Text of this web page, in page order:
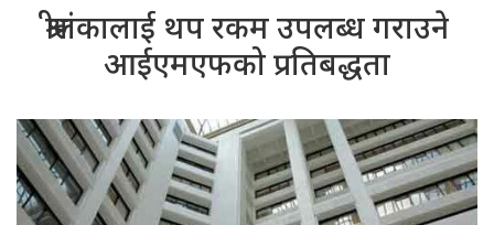
श्रीलंकालाई थप रकम उपलब्ध गराउने
आईएमएफको प्रतिबद्धता